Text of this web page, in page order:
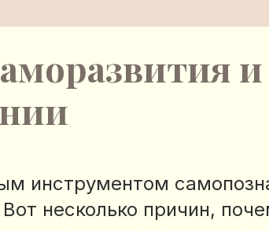
и
инструментом
несколько причин,